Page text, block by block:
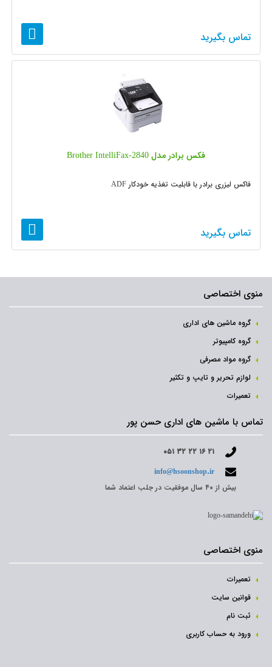
تماس بگیرید
فکس برادر مدل Brother IntelliFax-2840
فاکس لیزری برادر با قابلیت تغذیه خودکار ADF
تماس بگیرید
منوی اختصاصی
گروه ماشین های اداری
گروه کامپیوتر
گروه مواد مصرفی
لوازم تحریر و تایپ و تکثیر
تعمیرات
تماس با ماشین های اداری حسن پور
۰۵۱ ۳۲ ۲۲ ۱۶ ۲۱
info@hsoonshop.ir
بیش از ۴۰ سال موفقیت در جلب اعتماد شما
منوی اختصاصی
تعمیرات
قوانین سایت
ثبت نام‌
ورود به حساب کاربری